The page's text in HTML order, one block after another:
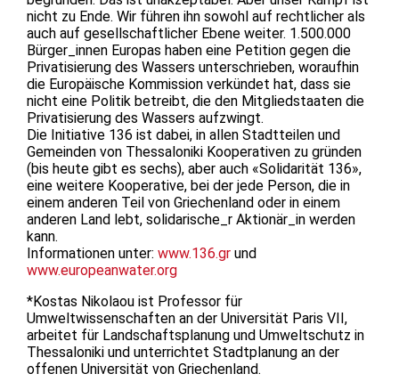
nicht zu Ende. Wir führen ihn sowohl auf rechtlicher als
auch auf gesellschaftlicher Ebene weiter. 1.500.000
Bürger_innen Europas haben eine Petition gegen die
Privatisierung des Wassers unterschrieben, woraufhin
die Europäische Kommission verkündet hat, dass sie
nicht eine Politik betreibt, die den Mitgliedstaaten die
Privatisierung des Wassers aufzwingt.
Die Initiative 136 ist dabei, in allen Stadtteilen und
Gemeinden von Thessaloniki Kooperativen zu gründen
(bis heute gibt es sechs), aber auch «Solidarität 136»,
eine weitere Kooperative, bei der jede Person, die in
einem anderen Teil von Griechenland oder in einem
anderen Land lebt, solidarische_r Aktionär_in werden
kann.
Informationen unter: www.136.gr und
www.europeanwater.org
*Kostas Nikolaou ist Professor für
Umweltwissenschaften an der Universität Paris VII,
arbeitet für Landschaftsplanung und Umweltschutz in
Thessaloniki und unterrichtet Stadtplanung an der
offenen Universität von Griechenland.